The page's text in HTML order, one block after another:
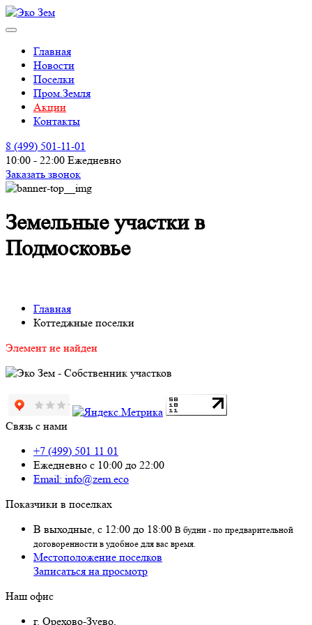
Главная
Новости
Поселки
Пром.Земля
Акции
Контакты
8 (499) 501-11-01
10:00 - 22:00 Ежедневно
Заказать звонок
Земельные участки в
Подмосковье
Главная
Коттеджные поселки
Элемент не найден
Связь с нами
+7 (499) 501 11 01
Ежедневно с 10:00 до 22:00
Email: info@zem.eco
Показчики в поселках
В выходные, с 12:00 до 18:00 В будни - по предварительной
договоренности в удобное для вас время.
Местоположение поселков
Записаться на просмотр
Наш офис
г. Орехово-Зуево,